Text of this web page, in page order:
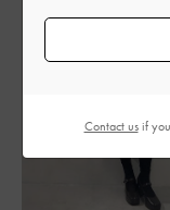
Contact usif you